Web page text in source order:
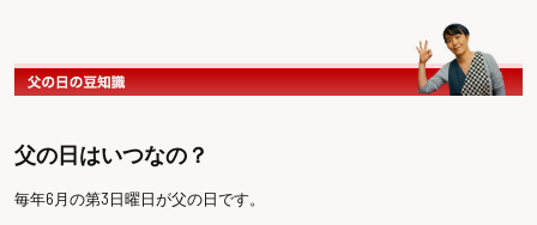
父の日はいつなの？
毎年6月の第3日曜日が父の日です。